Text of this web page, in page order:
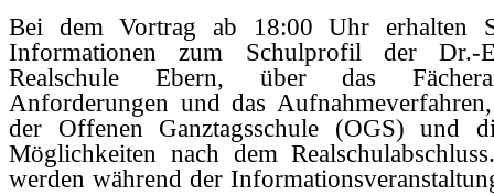
Bei dem Vortrag ab 18:00 Uhr erhalten
Informationen zum Schulprofil der Dr.-
Realschule Ebern, über das
Anforderungen und das
der Offenen Ganztagsschule (OGS) und
Möglichkeiten nach dem
werden während der